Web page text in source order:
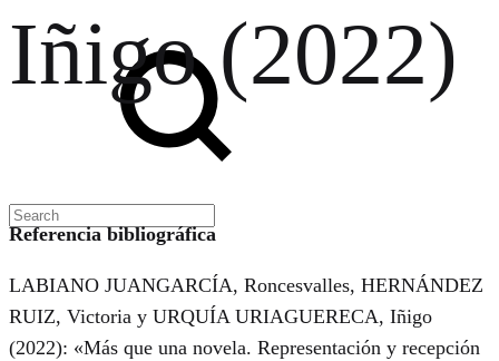
Search
Iñigo (2022)
Referencia bibliográfica
LABIANO JUANGARCÍA, Roncesvalles, HERNÁNDEZ
RUIZ, Victoria y URQUÍA URIAGUERECA, Iñigo
(2022): «Más que una novela. Representación y recepción